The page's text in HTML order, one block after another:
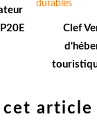
Clef
cet article